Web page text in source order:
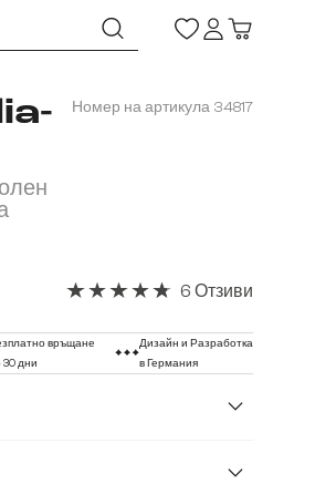
Номер на артикула 34817
6 Отзиви
връщане
30 дни
Дизайн и Разработка
в Германия